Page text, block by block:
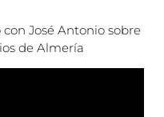
José Antonio sobre
de Almería